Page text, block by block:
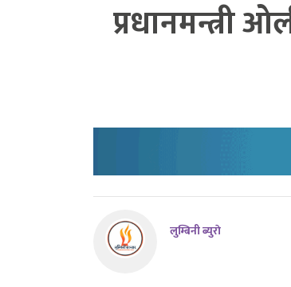
प्रधानमन्त्री
लुम्बिनी ब्युराे